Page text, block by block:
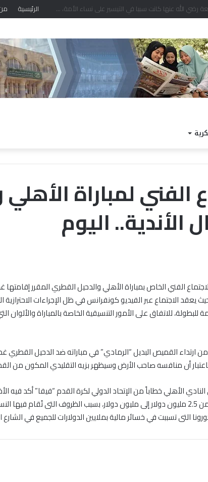
الأزهرية لمعاهد فلسطين بنسبة نجاح 97.7% الرئيسية
الفني لمباراة
الأندية.. اليوم
الفني الخاص بمباراة الأهلي والدحيل القطري المقرر
يعقد الاجتماع عبر الفيديو كونفرانس في ظل الإجراءات
للبطولة، للاتفاق على الأمور التنسيقية الخاصة بالمباراة والألوان
ارتداء القميص البديل “الرمادي” في مباراته ضد الدحيل القطري
أن منافسه صاحب الأرض وسيظهر بزيه التقليدي المكون من
الأهلي خطاباً من الإتحاد الدولي لكرة القدم “فيفا” أكد فيه
لكأس العالم للأندية من 2.5 مليون دولار إلى مليون دولار، بسبب الظروف التى
التى تسببت في خسائر مالية بملايين الدولارات للجميع في
أمين
أساس
ومصدر
الداخلية
تفتح
المواعيد
وطرق
التسجيل
والشروط
الداخلية تفتح باب التقديم لحج
القرعة 2027.. المواعيد وطرق
التسجيل والشروط الكاملة